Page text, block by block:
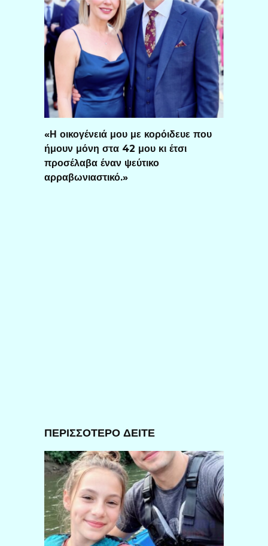
«Η οικογένειά μου με κορόιδευε που
ήμουν μόνη στα 42 μου κι έτσι
προσέλαβα έναν ψεύτικο
αρραβωνιαστικό.»
ΠΕΡΙΣΣΟΤΕΡΟ ΔΕΙΤΕ